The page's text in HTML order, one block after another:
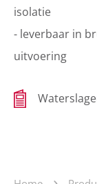
isolatie
- leverbaar in
uitvoering